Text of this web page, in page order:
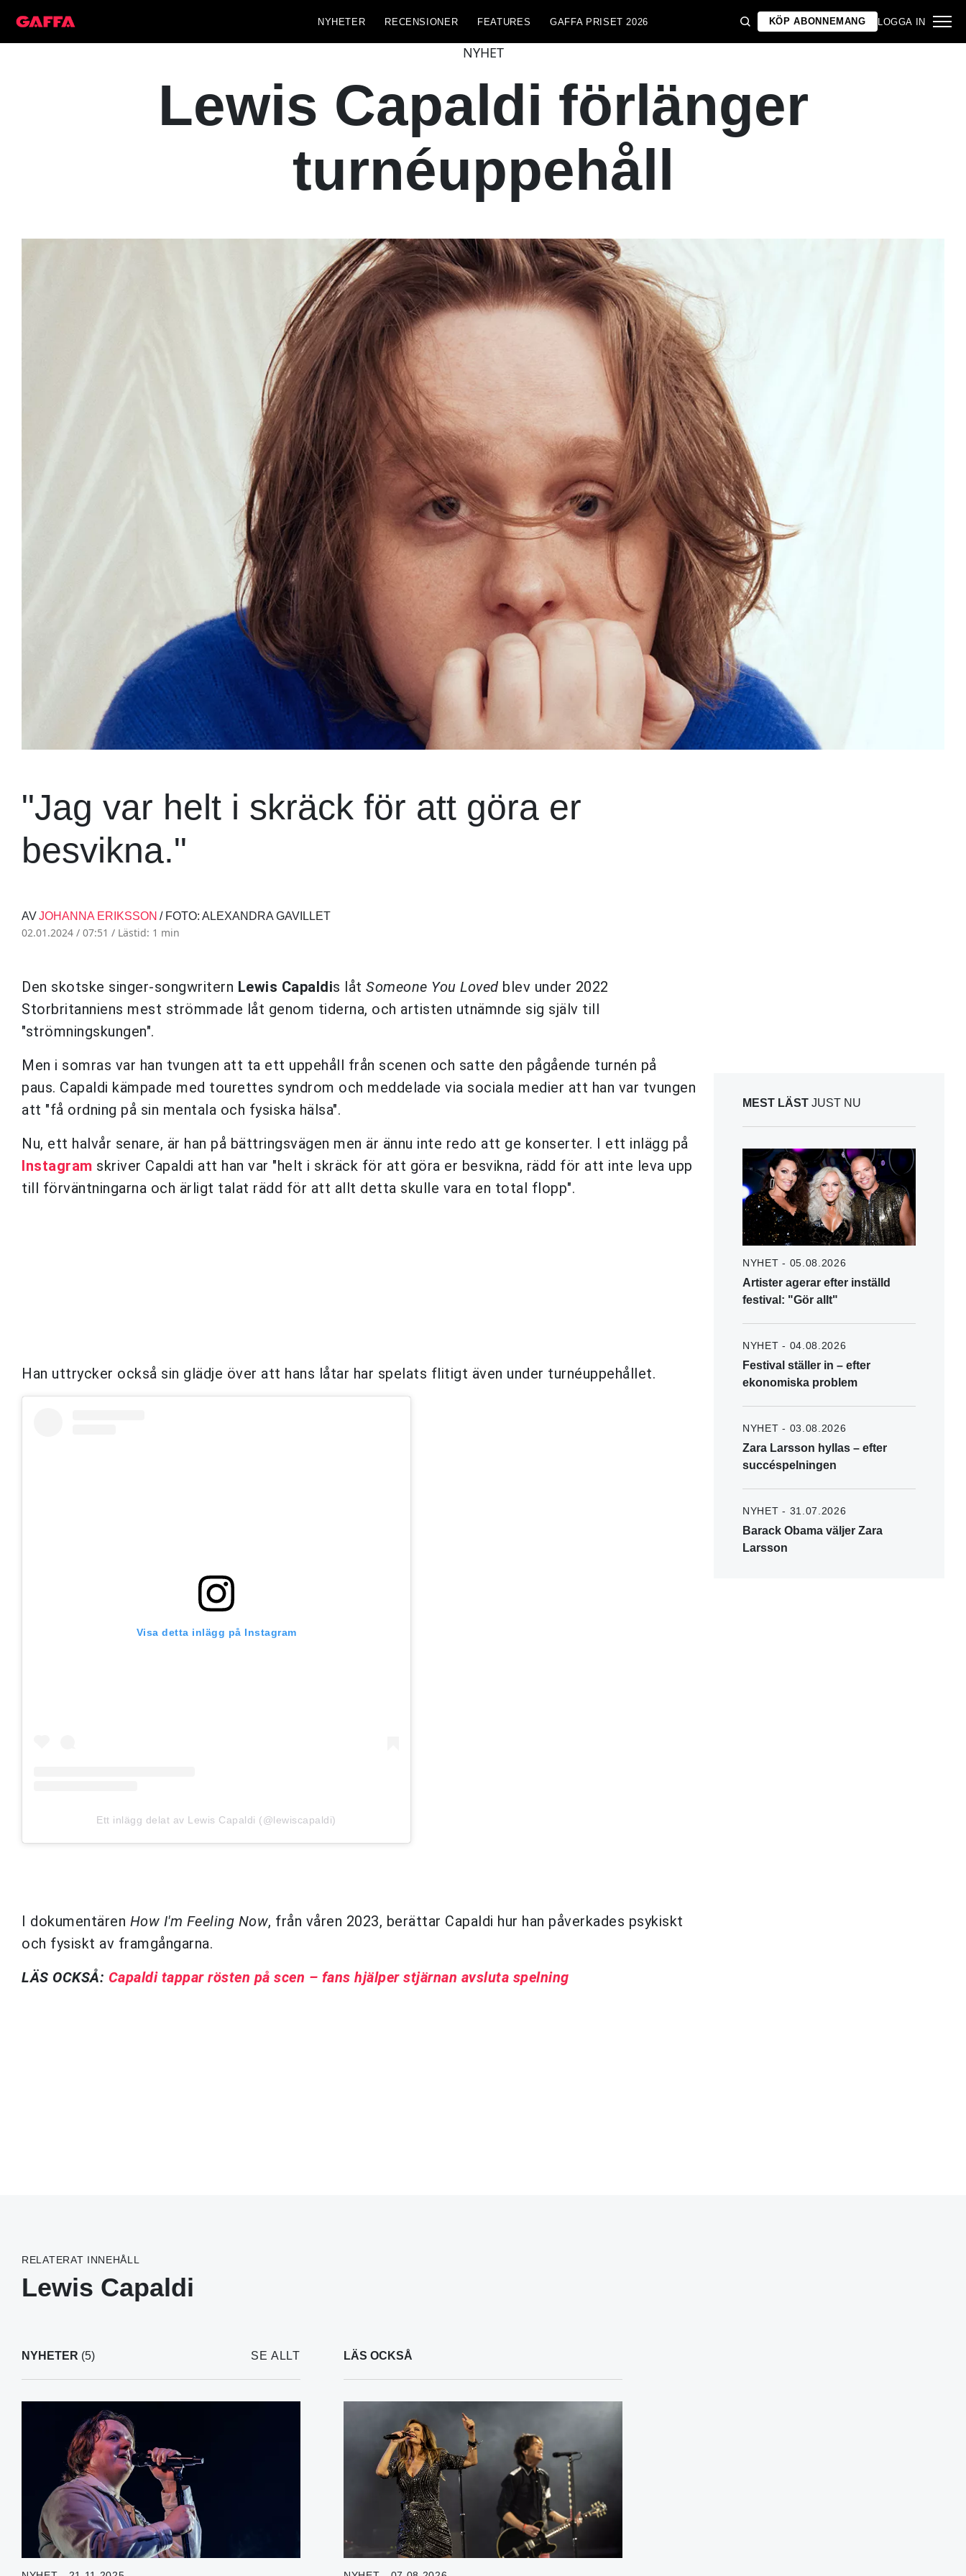
NYHETER RECENSIONER FEATURES GAFFA PRISET 2026 KÖP ABONNEMANG LOGGA IN
NYHET
Lewis Capaldi förlänger
turnéuppehåll
"Jag var helt i skräck för att göra er
besvikna."
AVJOHANNA ERIKSSON / FOTO: ALEXANDRA GAVILLET
02.01.2024 / 07:51 / Lästid: 1 min
Den skotske singer-songwritern Lewis Capaldis låt Someone You Loved blev under 2022
Storbritanniens mest strömmade låt genom tiderna, och artisten utnämnde sig själv till
"strömningskungen".
Men i somras var han tvungen att ta ett uppehåll från scenen och satte den pågående turnén på
paus. Capaldi kämpade med tourettes syndrom och meddelade via sociala medier att han var tvungen
att "få ordning på sin mentala och fysiska hälsa".
Nu, ett halvår senare, är han på bättringsvägen men är ännu inte redo att ge konserter. I ett inlägg på
Instagram skriver Capaldi att han var "helt i skräck för att göra er besvikna, rädd för att inte leva upp
till förväntningarna och ärligt talat rädd för att allt detta skulle vara en total flopp".
Han uttrycker också sin glädje över att hans låtar har spelats flitigt även under turnéuppehållet.
Visa detta inlägg på Instagram
Ett inlägg delat av Lewis Capaldi (@lewiscapaldi)
I dokumentären How I'm Feeling Now, från våren 2023, berättar Capaldi hur han påverkades psykiskt
och fysiskt av framgångarna.
LÄS OCKSÅ: Capaldi tappar rösten på scen – fans hjälper stjärnan avsluta spelning
MEST LÄST JUST NU
NYHET - 05.08.2026
Artister agerar efter inställd
festival: "Gör allt"
NYHET - 04.08.2026
Festival ställer in – efter
ekonomiska problem
NYHET - 03.08.2026
Zara Larsson hyllas – efter
succéspelningen
NYHET - 31.07.2026
Barack Obama väljer Zara
Larsson
RELATERAT INNEHÅLL
Lewis Capaldi
NYHETER (5) SE ALLT LÄS OCKSÅ